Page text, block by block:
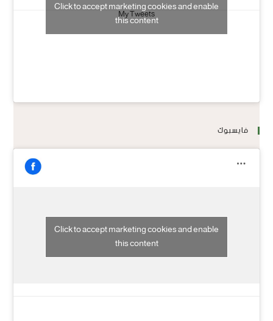
My Tweets
Click to accept marketing cookies and enable
this content
فايسبوك
Click to accept marketing cookies and enable
this content